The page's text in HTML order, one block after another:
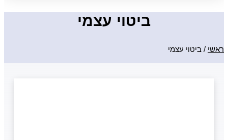
ביטוי עצמי
ראשי / ביטוי עצמי